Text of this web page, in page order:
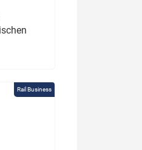
Rail Business